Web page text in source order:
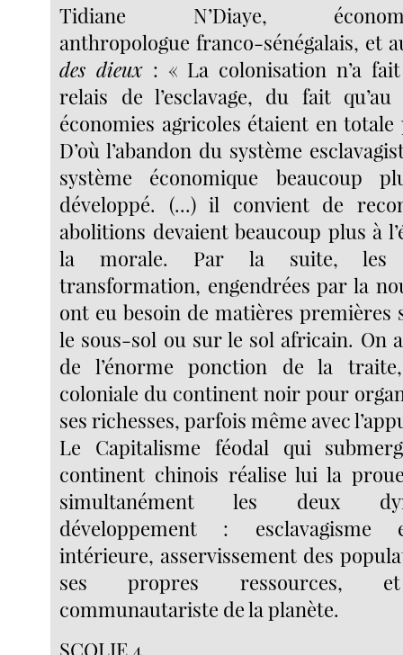
Tidiane N’Diaye,
anthropologue franco-sénégalais, et
des dieux : « La colonisation n’a
relais de l’esclavage, du fait
économies agricoles étaient en totale
D’où l’abandon du système
système économique beaucoup
développé. (...) il convient de
abolitions devaient beaucoup plus à
la morale. Par la suite, les
transformation, engendrées par la
ont eu besoin de matières premières
le sous-sol ou sur le sol africain. On
de l’énorme ponction de la
coloniale du continent noir pour
ses richesses, parfois même avec
Le Capitalisme féodal qui
continent chinois réalise lui la
simultanément les deux
développement : esclavagisme
intérieure, asservissement des
ses propres ressources, et
communautariste de la planète.